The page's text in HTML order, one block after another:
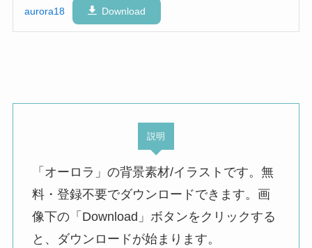
aurora18 Download
説明
「オーロラ」の背景素材/イラストです。無
料・登録不要でダウンロードできます。画
像下の「Download」ボタンをクリックする
と、ダウンロードが始まります。